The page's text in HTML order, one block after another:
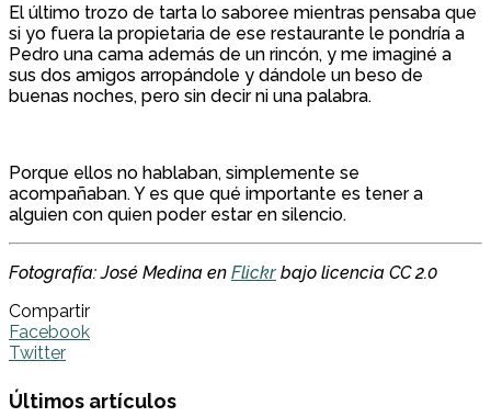
El último trozo de tarta lo saboree mientras pensaba que
si yo fuera la propietaria de ese restaurante le pondría a
Pedro una cama además de un rincón, y me imaginé a
sus dos amigos arropándole y dándole un beso de
buenas noches, pero sin decir ni una palabra.
Porque ellos no hablaban, simplemente se
acompañaban. Y es que qué importante es tener a
alguien con quien poder estar en silencio.
Fotografía: José Medina en Flickr bajo licencia CC 2.0
Compartir
Facebook
Twitter
Últimos artículos